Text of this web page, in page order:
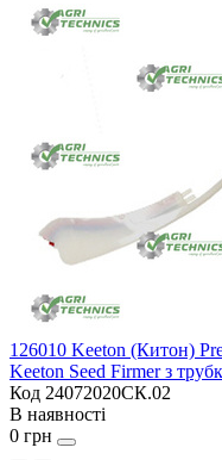
126010 Keeton (Китон)
Keeton Seed Firmer з
Код 24072020СК.02
В наявності
0 грн